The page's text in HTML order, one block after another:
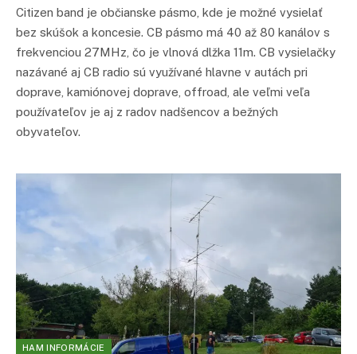
Citizen band je občianske pásmo, kde je možné vysielať
bez skúšok a koncesie. CB pásmo má 40 až 80 kanálov s
frekvenciou 27MHz, čo je vlnová dlžka 11m. CB vysielačky
nazávané aj CB radio sú využívané hlavne v autách pri
doprave, kamiónovej doprave, offroad, ale veľmi veľa
používateľov je aj z radov nadšencov a bežných
obyvateľov.
HAM INFORMÁCIE